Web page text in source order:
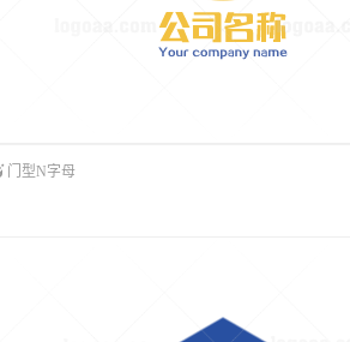
门型N字母